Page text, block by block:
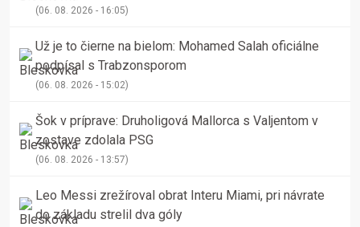
(06. 08. 2026 - 16:05)
Už je to čierne na bielom: Mohamed Salah oficiálne
podpísal s Trabzonsporom
(06. 08. 2026 - 15:02)
Šok v príprave: Druholigová Mallorca s Valjentom v
zostave zdolala PSG
(06. 08. 2026 - 13:57)
Leo Messi zrežíroval obrat Interu Miami, pri návrate
do základu strelil dva góly